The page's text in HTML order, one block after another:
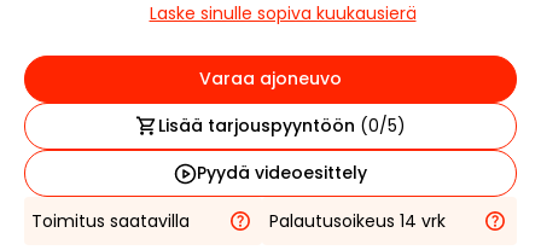
Laske sinulle sopiva kuukausierä
Varaa ajoneuvo
Lisää tarjouspyyntöön (0/5)
Pyydä videoesittely
Toimitus saatavilla
Palautusoikeus 14 vrk